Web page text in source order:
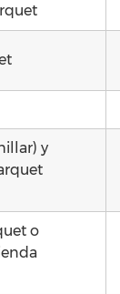
y
o